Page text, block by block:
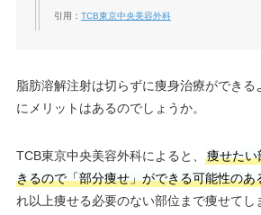
引用： TCB東京中央美容外科
脂肪溶解注射は切らずに痩身治療ができ
にメリットはあるのでしょうか。
TCB東京中央美容外科によると、
痩せたい
きるので「部分痩せ」ができる可能性のあ
れ以上痩せる必要のない部位まで痩せてし